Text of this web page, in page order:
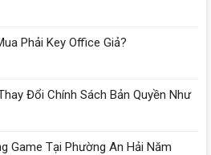
Phải Key Office Giả?
Đổi Chính Sách Bản Quyền Như
Game Tại Phường An Hải Năm